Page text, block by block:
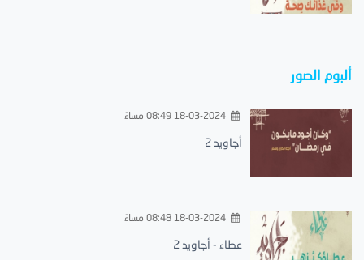
ألبوم الصور
18-03-2024 08:49 مساءً
أجاويد 2
18-03-2024 08:48 مساءً
عطاء - أجاويد 2